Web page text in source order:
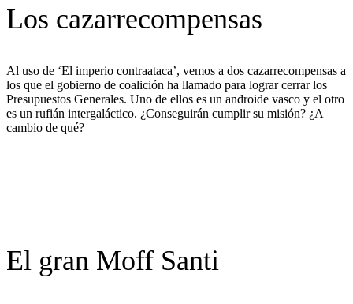
Los cazarrecompensas
Al uso de ‘El imperio contraataca’, vemos a dos cazarrecompensas a
los que el gobierno de coalición ha llamado para lograr cerrar los
Presupuestos Generales. Uno de ellos es un androide vasco y el otro
es un rufián intergaláctico. ¿Conseguirán cumplir su misión? ¿A
cambio de qué?
El gran Moff Santi